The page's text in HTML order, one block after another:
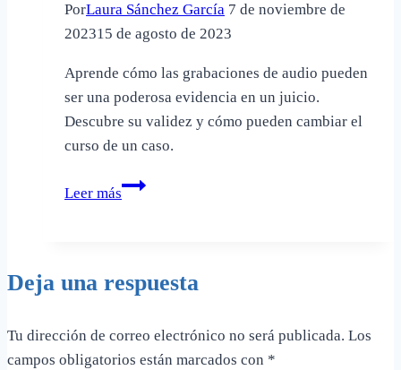
PorLaura Sánchez García 7 de noviembre de
202315 de agosto de 2023
Aprende cómo las grabaciones de audio pueden
ser una poderosa evidencia en un juicio.
Descubre su validez y cómo pueden cambiar el
curso de un caso.
Leer más
Las
validez
poder
como
Deja una respuesta
Tu dirección de correo electrónico no será publicada. Los
campos obligatorios están marcados con *